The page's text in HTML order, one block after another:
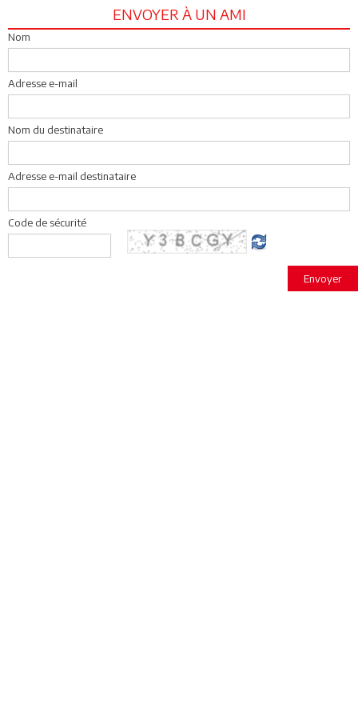
ENVOYER À UN AMI
Nom
Adresse e-mail
Nom du destinataire
Adresse e-mail destinataire
Code de sécurité
Envoyer